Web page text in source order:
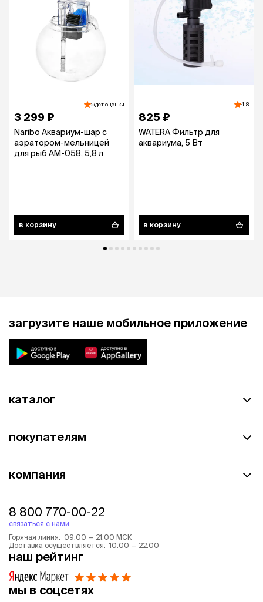
ждет оценки
3 299 ₽
Naribo Аквариум-шар с
аэратором-мельницей
для рыб AM-058, 5,8 л
в корзину
4.8
825 ₽
WATERA Фильтр для
аквариума, 5 Вт
в корзину
загрузите наше мобильное приложение
каталог
покупателям
компания
8 800 770-00-22
связаться с нами
Горячая линия: 09:00 — 21:00 МСК
Доставка осуществляется: 10:00 — 22:00
наш рейтинг
мы в соцсетях